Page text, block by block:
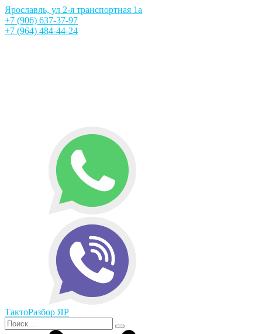
Ярославль, ул 2-я транспортная 1а
+7 (906) 637-37-97
+7 (964) 484-44-24
ТактоРазбор ЯР